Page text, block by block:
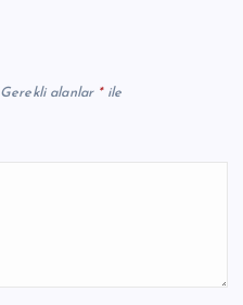
Gerekli alanlar *ile